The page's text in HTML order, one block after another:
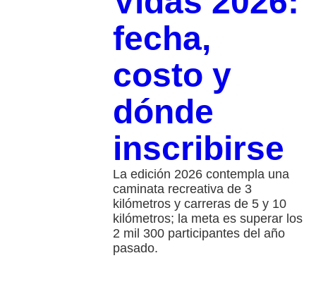
fecha,
costo y
dónde
inscribirse
La edición 2026 contempla una
caminata recreativa de 3
kilómetros y carreras de 5 y 10
kilómetros; la meta es superar los
2 mil 300 participantes del año
pasado.